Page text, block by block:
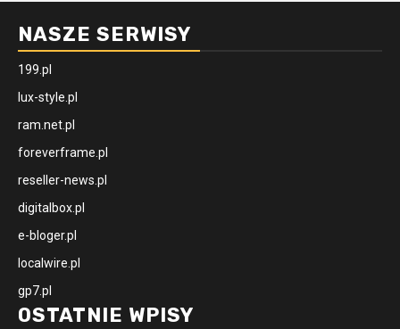
NASZE SERWISY
199.pl
lux-style.pl
ram.net.pl
foreverframe.pl
reseller-news.pl
digitalbox.pl
e-bloger.pl
localwire.pl
gp7.pl
OSTATNIE WPISY